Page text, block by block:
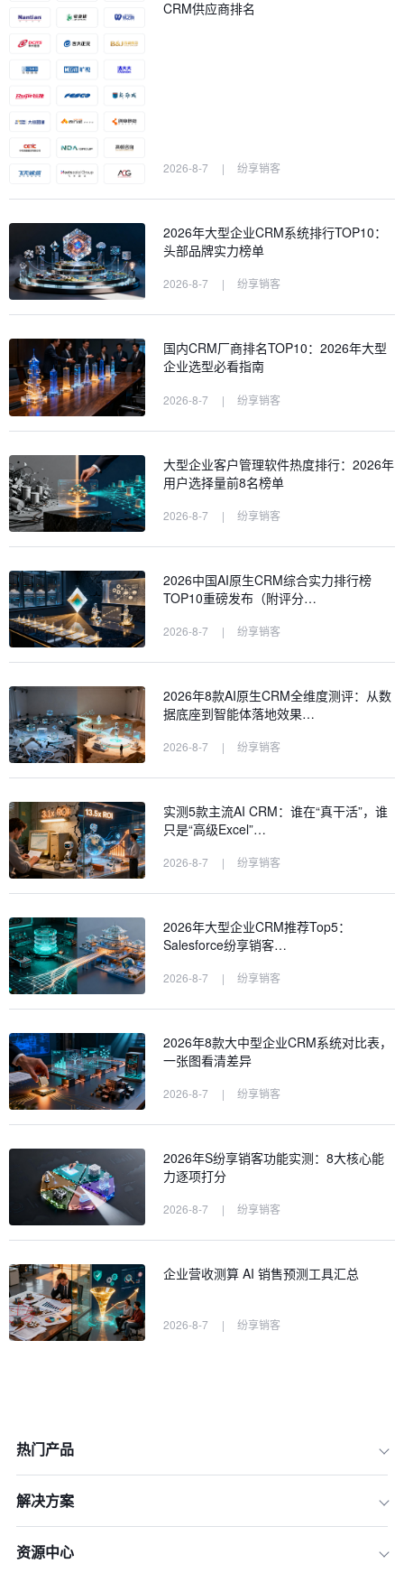
难以为继
CRM供应商排名
2026-8-7 | 纷享销客
2026年大型企业CRM系统排行TOP10：
头部品牌实力榜单
2026-8-7 | 纷享销客
国内CRM厂商排名TOP10：2026年大型
企业选型必看指南
2026-8-7 | 纷享销客
大型企业客户管理软件热度排行：2026年
用户选择量前8名榜单
2026-8-7 | 纷享销客
2026中国AI原生CRM综合实力排行榜
TOP10重磅发布（附评分…
2026-8-7 | 纷享销客
2026年8款AI原生CRM全维度测评：从数
据底座到智能体落地效果…
2026-8-7 | 纷享销客
实测5款主流AI CRM：谁在“真干活”，谁
只是“高级Excel”…
2026-8-7 | 纷享销客
2026年大型企业CRM推荐Top5：
Salesforce纷享销客…
2026-8-7 | 纷享销客
2026年8款大中型企业CRM系统对比表，
一张图看清差异
2026-8-7 | 纷享销客
2026年S纷享销客功能实测：8大核心能
力逐项打分
2026-8-7 | 纷享销客
企业营收测算 AI 销售预测工具汇总
2026-8-7 | 纷享销客
热门产品
解决方案
资源中心